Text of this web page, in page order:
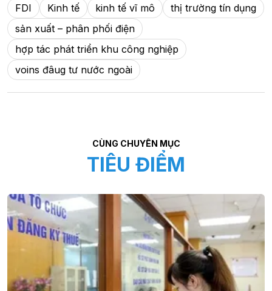
FDI Kinh tế kinh tế vĩ mô
thị trường tín dụng
sản xuất – phân phối điện
hợp tác phát triển khu công nghiệp
voins đâug tư nước ngoài
CÙNG CHUYÊN MỤC
TIÊU ĐIỂM